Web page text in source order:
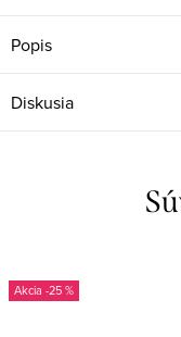
Popis
Diskusia
-25 %